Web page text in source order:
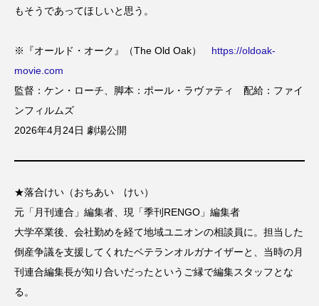
もそうであってほしいと思う。
※『オールド・オーク』（The Old Oak） https://oldoak-
movie.com
監督：ケン・ローチ、脚本：ポール・ラヴァティ 配給：ファイ
ンフィルムズ
2026年4月24日 劇場公開
★落合けい（おちあい けい）
元「月刊連合」編集者、現「季刊RENGO」編集者
大学卒業後、会社勤めを経て地域ユニオンの相談員に。担当した
倒産争議を支援してくれたベテランオルガナイザーと、当時の月
刊連合編集長が知り合いだったというご縁で編集スタッフとな
る。